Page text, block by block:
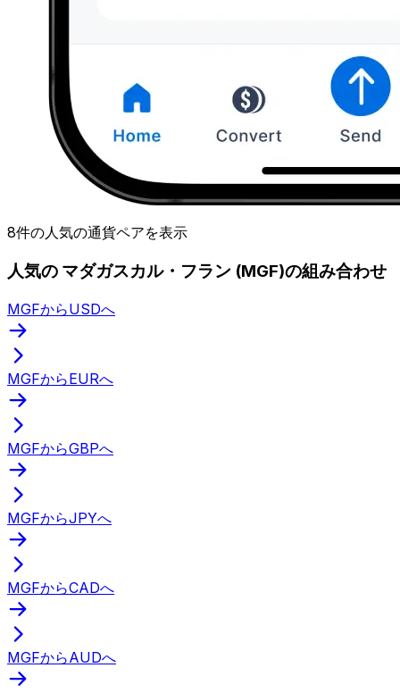
8件の人気の通貨ペアを表示
人気の マダガスカル・フラン (MGF)の組み合わせ
MGFからUSDへ
MGFからEURへ
MGFからGBPへ
MGFからJPYへ
MGFからCADへ
MGFからAUDへ